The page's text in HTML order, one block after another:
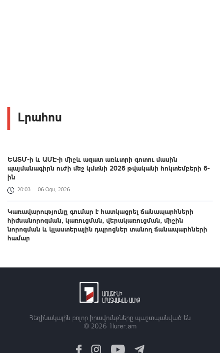
Լրահոս
ԵԱՏՄ-ի և ԱՄԷ-ի միջև ազատ առևտրի գոտու մասին
պայմանագիրն ուժի մեջ կմտնի 2026 թվականի հոկտեմբերի 6-
ին
20:03 06 Օգս, 2026
Կառավարությունը գումար է հատկացրել ճանապարհների
հիմնանորոգման, կառուցման, վերակառուցման, միջին
նորոգման և կլաստերային դպրոցներ տանող ճանապարհների
համար
ժամանակավոր հավատարմատարի հետ
Կասեցվել է «Օձուն» ապրանքանիշի գազավորված զովացուցիչ
ըմպելիքների արտադրությունը
Հեղինակային բոլոր իրավունքները պաշտպանված են
© 2026 1lurer.am